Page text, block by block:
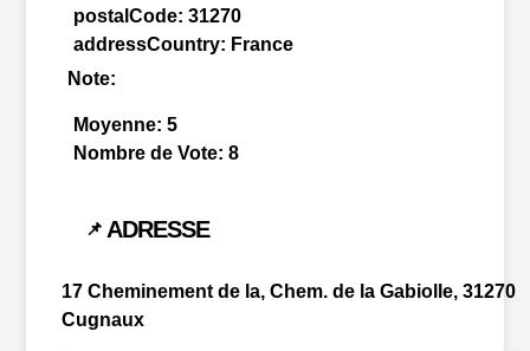
postalCode: 31270
addressCountry: France
Note:
Moyenne: 5
Nombre de Vote: 8
📌 ADRESSE
17 Cheminement de la, Chem. de la Gabiolle, 31270
Cugnaux